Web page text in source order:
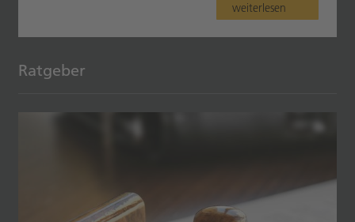
weiterlesen
Ratgeber